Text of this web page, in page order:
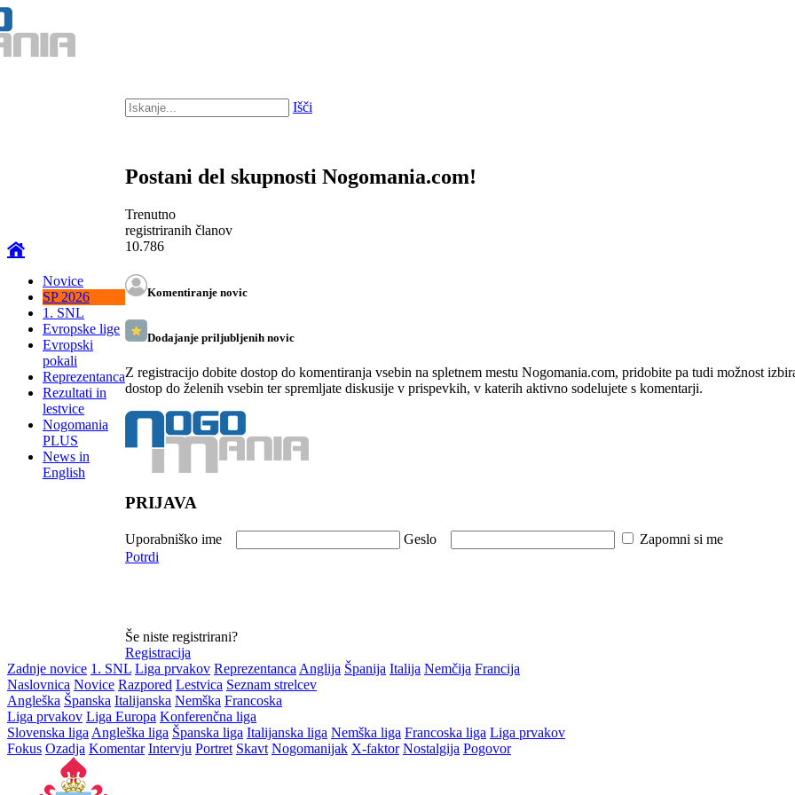
Novice
SP 2026
1. SNL
Evropske lige
Evropski
pokali
Reprezentanca
Rezultati in
lestvice
Nogomania
PLUS
News in
English
Išči
Postani del skupnosti Nogomania.com!
Trenutno
registriranih članov
10.786
Komentiranje novic
Dodajanje priljubljenih novic
Z registracijo dobite dostop do komentiranja vsebin na spletnem mestu Nogomania.com, pridobite pa tudi možnost
dostop do želenih vsebin ter spremljate diskusije v prispevkih, v katerih aktivno sodelujete s komentarji.
PRIJAVA
Uporabniško ime Geslo Zapomni si me
Potrdi
Še niste registrirani?
Registracija
Zadnje novice 1. SNL Liga prvakov Reprezentanca Anglija Španija Italija Nemčija Francija
Naslovnica Novice Razpored Lestvica Seznam strelcev
Angleška Španska Italijanska Nemška Francoska
Liga prvakov Liga Europa Konferenčna liga
Slovenska liga Angleška liga Španska liga Italijanska liga Nemška liga Francoska liga Liga prvakov
Fokus Ozadja Komentar Intervju Portret Skavt Nogomanijak X-faktor Nostalgija Pogovor